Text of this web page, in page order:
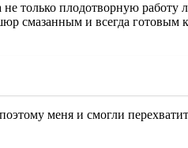
не только плодотворную
смазанным и всегда готовым
меня и смогли